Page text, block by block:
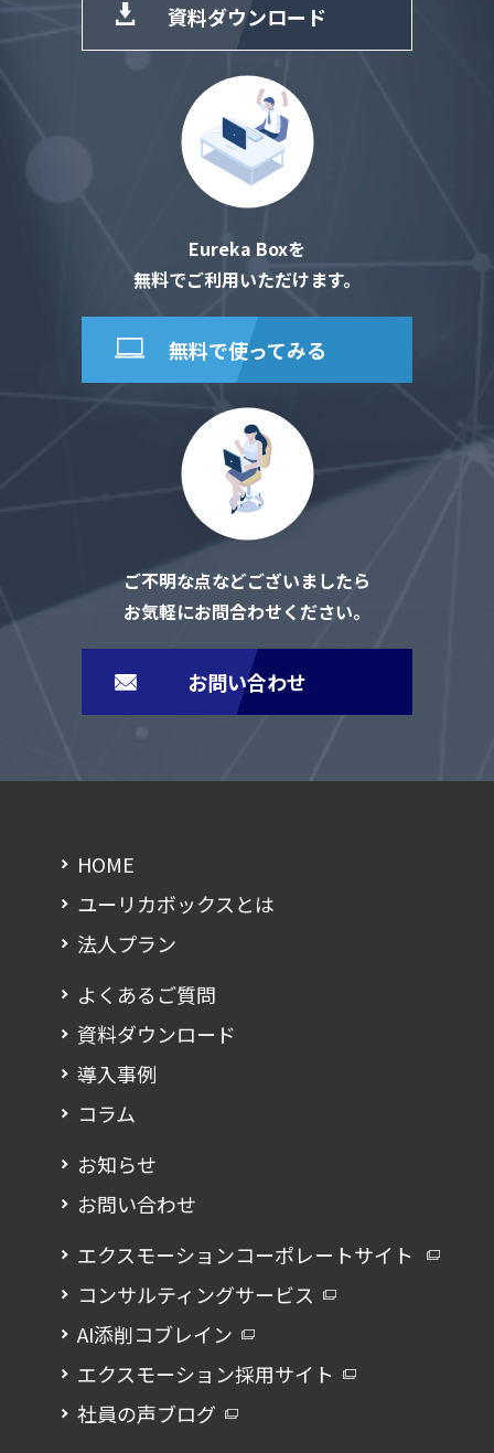
資料ダウンロード
Eureka Boxを
無料でご利用いただけます。
無料で使ってみる
ご不明な点などございましたら
お気軽にお問合わせください。
お問い合わせ
HOME
ユーリカボックスとは
法人プラン
よくあるご質問
資料ダウンロード
導入事例
コラム
お知らせ
お問い合わせ
エクスモーションコーポレートサイト
コンサルティングサービス
AI添削コブレイン
エクスモーション採用サイト
社員の声ブログ